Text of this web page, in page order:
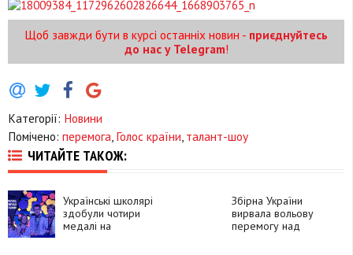
Щоб завжди бути в курсі останніх новин - приєднуйтесь
до нас у Telegram!
Категорії: Новини
Помічено: перемога Голос країни талант-шоу
ЧИТАЙТЕ ТАКОЖ:
Українські школярі
здобули чотири
медалі на
Збірна України
вирвала вольову
перемогу над